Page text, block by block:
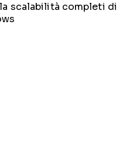
scalabilità completi di